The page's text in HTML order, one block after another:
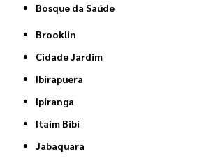
Bosque da Saúde
Brooklin
Cidade Jardim
Ibirapuera
Ipiranga
Itaim Bibi
Jabaquara